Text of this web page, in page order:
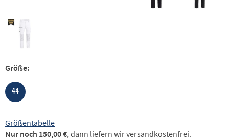
Größe:
44
Größentabelle
Nur noch 150,00 €, dann liefern wir versandkostenfrei.